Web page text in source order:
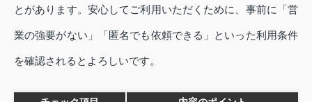
とがあります。安心してご利用いただくために、事前に「営
業の強要がない」「匿名でも依頼できる」といった利用条件
を確認されるとよろしいです。